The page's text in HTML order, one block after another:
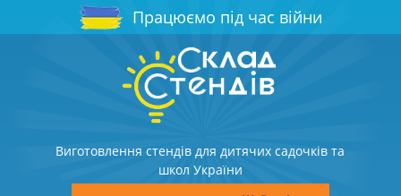
Працюємо під час війни
Виготовлення стендів для дитячих садочків та
школ України